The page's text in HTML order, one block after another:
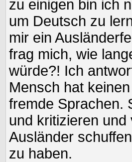
zu einigen bin ich
um Deutsch zu
mir ein
frag mich, wie
würde?! Ich
Mensch hat
fremde Sprachen.
und kritizieren
Ausländer
zu haben.